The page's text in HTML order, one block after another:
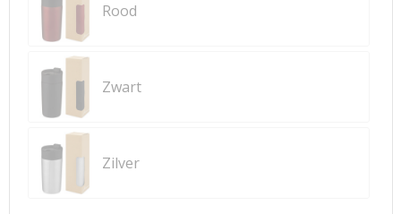
Rood
Zwart
Zilver